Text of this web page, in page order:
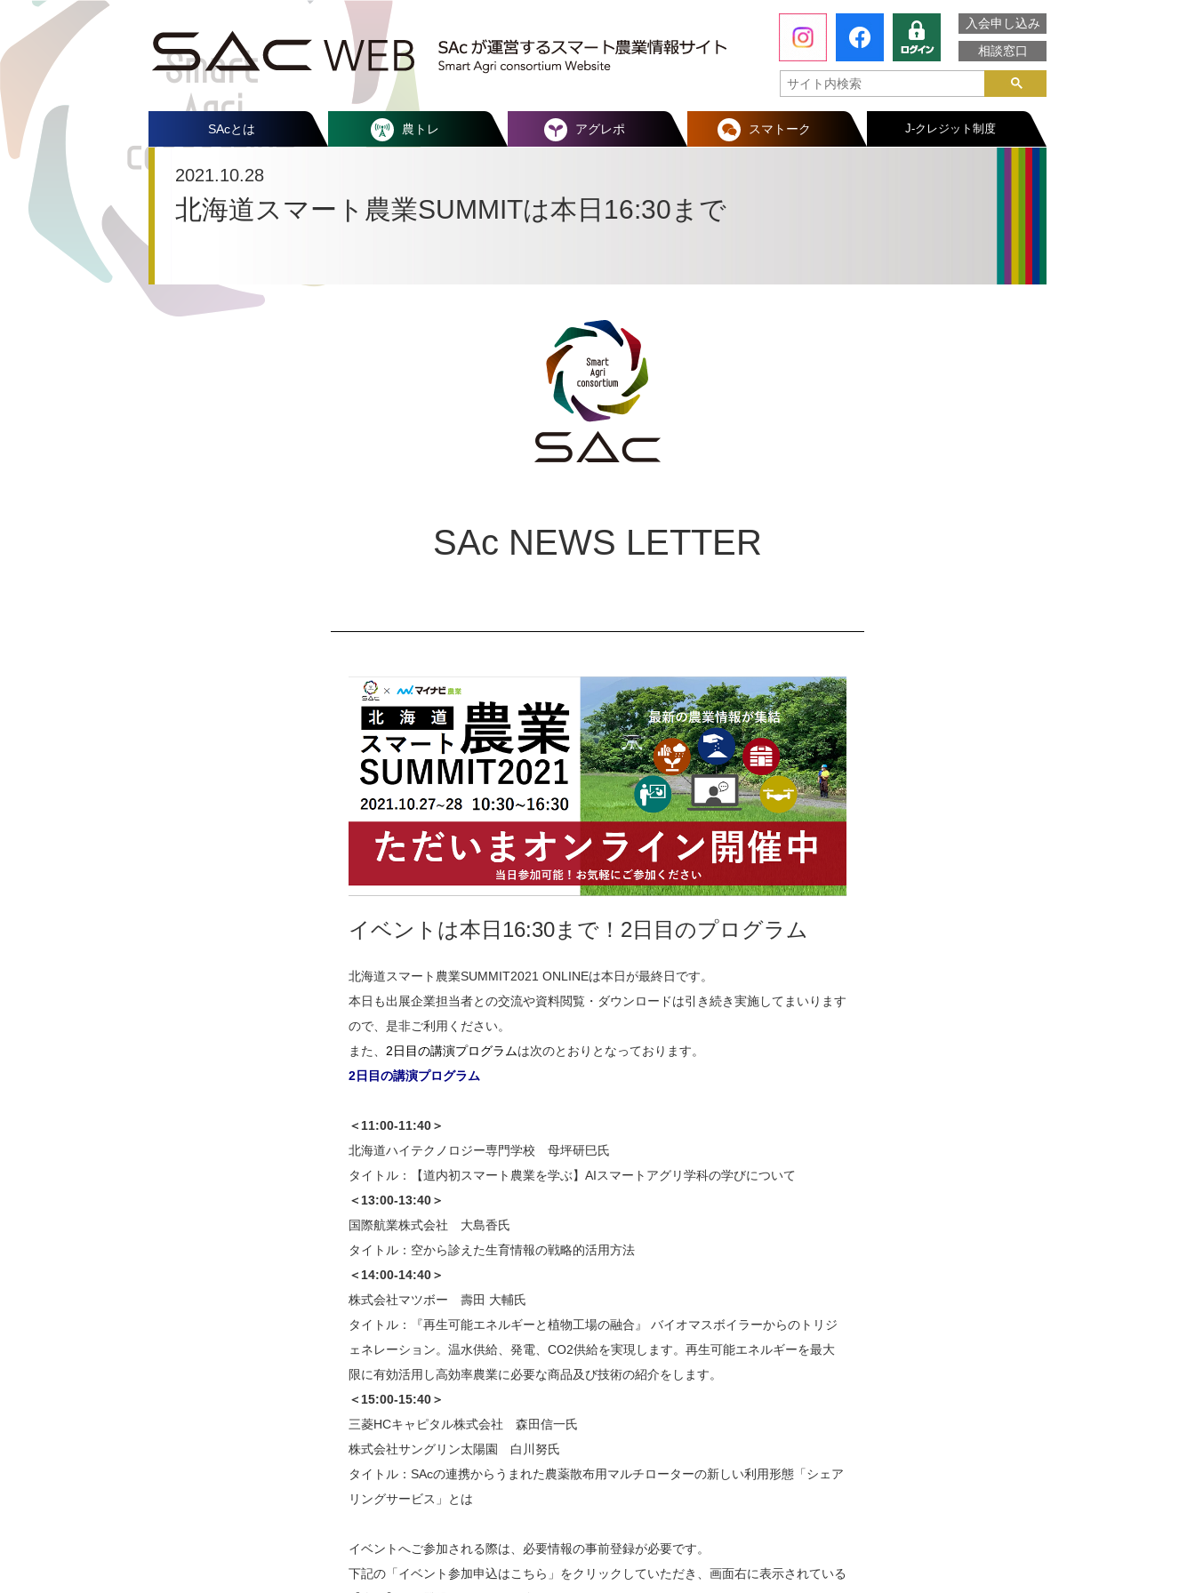
入会申し込み
相談窓口
SAcとは 農トレ アグレポ スマトーク J-クレジット制度
2021.10.28
北海道スマート農業SUMMITは本日16:30まで
SAc NEWS LETTER
イベントは本日16:30まで！2日目のプログラム
北海道スマート農業SUMMIT2021 ONLINEは本日が最終日です。
本日も出展企業担当者との交流や資料閲覧・ダウンロードは引き続き実施してまいります
ので、是非ご利用ください。
また、 2日目の講演プログラムは次のとおりとなっております。
2日目の講演プログラム
＜11:00-11:40＞
北海道ハイテクノロジー専門学校 母坪研巳氏
タイトル：【道内初スマート農業を学ぶ】AIスマートアグリ学科の学びについて
＜13:00-13:40＞
国際航業株式会社 大島香氏
タイトル：空から診えた生育情報の戦略的活用方法
＜14:00-14:40＞
株式会社マツボー 壽田 大輔氏
タイトル：『再生可能エネルギーと植物工場の融合』 バイオマスボイラーからのトリジ
ェネレーション。温水供給、発電、CO2供給を実現します。再生可能エネルギーを最大
限に有効活用し高効率農業に必要な商品及び技術の紹介をします。
＜15:00-15:40＞
三菱HCキャピタル株式会社 森田信一氏
株式会社サングリン太陽園 白川努氏
タイトル：SAcの連携からうまれた農薬散布用マルチローターの新しい利用形態「シェア
リングサービス」とは
イベントへご参加される際は、必要情報の事前登録が必要です。
下記の「イベント参加申込はこちら」をクリックしていただき、画面右に表示されている